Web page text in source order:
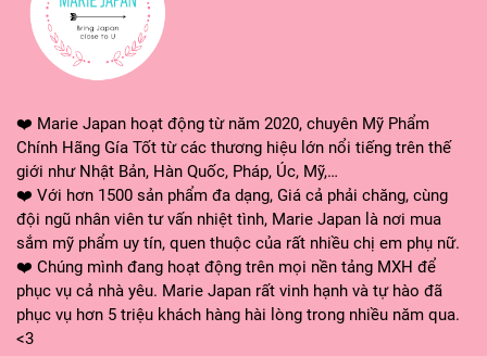
- Sử dụng một lượng toner (nước hoa hồng) vừa đủ
để cân bằng và giúp làn da ở trong tình trạng sẵn
sàng hấp thu các dưỡng chất.
- Xé bao bì và lấy mặt nạ đắp lên mặt sao cho vừa
khớp với các ngũ quan.
- Nằm thư giãn và chờ đợi trong thời gian từ 15-20
phút. Trong thời gian này mọi người có thể sử dụng
kết hợp các dụng cụ mát-xa để kích thích làn da đẩy
nhanh quá trình hấp thụ.
- Sau khi tháo mặt nạ, hãy lấy tay vỗ nhẹ lên làn da
❤️ Marie Japan hoạt động từ năm 2020, chuyên Mỹ Phẩm
Chính Hãng Gía Tốt từ các thương hiệu lớn nổi tiếng trên thế
giới như Nhật Bản, Hàn Quốc, Pháp, Úc, Mỹ,…
❤️ Với hơn 1500 sản phẩm đa dạng, Giá cả phải chăng, cùng
đội ngũ nhân viên tư vấn nhiệt tình, Marie Japan là nơi mua
sắm mỹ phẩm uy tín, quen thuộc của rất nhiều chị em phụ nữ.
❤️ Chúng mình đang hoạt động trên mọi nền tảng MXH để
phục vụ cả nhà yêu. Marie Japan rất vinh hạnh và tự hào đã
phục vụ hơn 5 triệu khách hàng hài lòng trong nhiều năm qua.
<3